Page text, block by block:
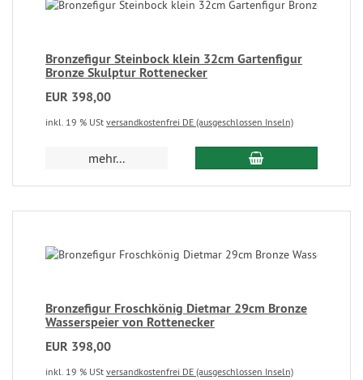
Bronzefigur Steinbock klein 32cm Gartenfigur
Bronze Skulptur Rottenecker
EUR 398,00
inkl. 19 % USt versandkostenfrei DE (ausgeschlossen Inseln)
mehr...
Bronzefigur Froschkönig Dietmar 29cm Bronze
Wasserspeier von Rottenecker
EUR 398,00
inkl. 19 % USt versandkostenfrei DE (ausgeschlossen Inseln)